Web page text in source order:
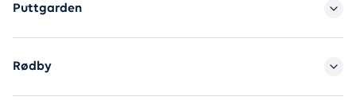
Puttgarden
Rødby